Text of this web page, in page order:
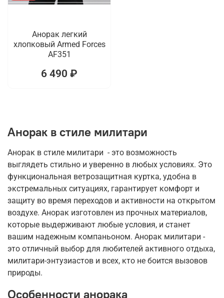
Анорак легкий
хлопковый Armed Forces
AF351
6 490 ₽
Анорак в стиле милитари
Анорак в стиле милитари - это возможность
выглядеть стильно и уверенно в любых условиях. Это
функциональная ветрозащитная куртка, удобна в
экстремальных ситуациях, гарантирует комфорт и
защиту во время переходов и активности на открытом
воздухе. Анорак изготовлен из прочных материалов,
которые выдерживают любые условия, и станет
вашим надежным компаньоном. Анорак милитари -
это отличный выбор для любителей активного отдыха,
милитари-энтузиастов и всех, кто не боится вызовов
природы.
Особенности анорака